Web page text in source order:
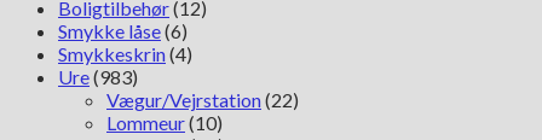
Boligtilbehør(12)
Smykke låse(6)
Smykkeskrin(4)
Ure(983)
Vægur/Vejrstation(22)
Lommeur(10)